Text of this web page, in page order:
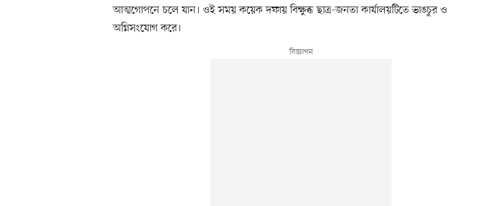
আত্মগোপনে চলে যান। ওই সময় কয়েক দফায় বিক্ষুব্ধ ছাত্র-জনতা কার্যালয়টিতে ভাঙচুর ও
অগ্নিসংযোগ করে।